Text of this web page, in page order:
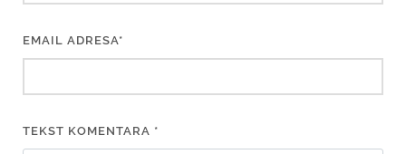
EMAIL ADRESA*
TEKST KOMENTARA *